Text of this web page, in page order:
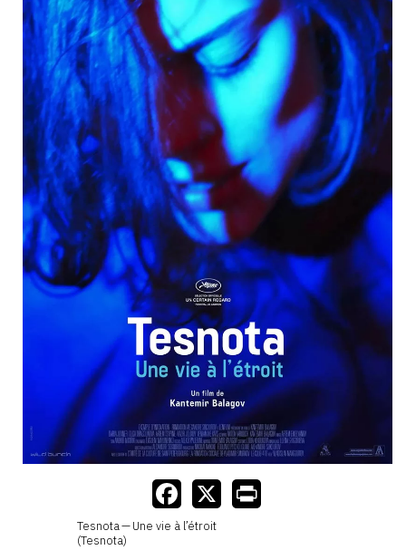
Tesnota — Une vie à l’étroit
(Tesnota)